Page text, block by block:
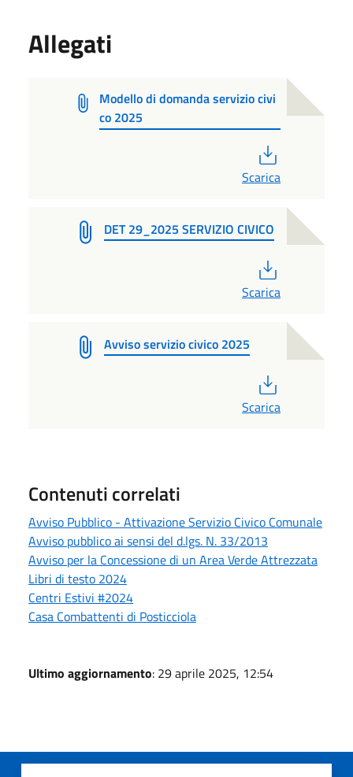
Allegati
Modello di domanda servizio civi
co 2025
Scarica
DET 29_2025 SERVIZIO CIVICO
Scarica
Avviso servizio civico 2025
Scarica
Contenuti correlati
Avviso Pubblico - Attivazione Servizio Civico Comunale
Avviso pubblico ai sensi del d.lgs. N. 33/2013
Avviso per la Concessione di un Area Verde Attrezzata
Libri di testo 2024
Centri Estivi #2024
Casa Combattenti di Posticciola
Ultimo aggiornamento: 29 aprile 2025, 12:54